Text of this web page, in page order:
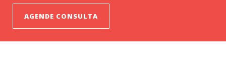
AGENDE CONSULTA